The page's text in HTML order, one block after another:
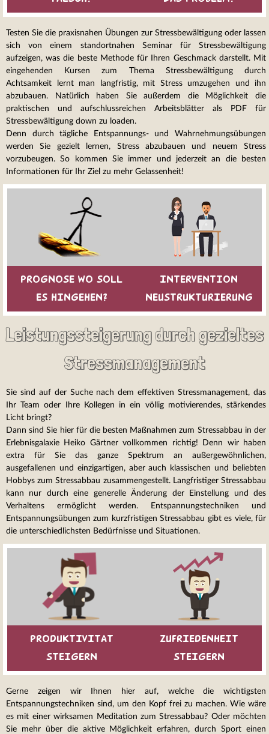
Testen Sie die praxisnahen Übungen zur Stressbewältigung oder lassen
sich von einem standortnahen Seminar für Stressbewältigung
aufzeigen, was die beste Methode für Ihren Geschmack darstellt. Mit
eingehenden Kursen zum Thema Stressbewältigung durch
Achtsamkeit lernt man langfristig, mit Stress umzugehen und ihn
abzubauen. Natürlich haben Sie außerdem die Möglichkeit die
praktischen und aufschlussreichen Arbeitsblätter als PDF für
Stressbewältigung down zu loaden.
Denn durch tägliche Entspannungs- und Wahrnehmungsübungen
werden Sie gezielt lernen, Stress abzubauen und neuem Stress
vorzubeugen. So kommen Sie immer und jederzeit an die besten
Informationen für Ihr Ziel zu mehr Gelassenheit!
PROGNOSE WO SOLL
ES HINGEHEN?
INTERVENTION
NEUSTRUKTURIERUNG
Leistungssteigerung durch gezieltes
Stressmanagement
Sie sind auf der Suche nach dem effektiven Stressmanagement, das
Ihr Team oder Ihre Kollegen in ein völlig motivierendes, stärkendes
Licht bringt?
Dann sind Sie hier für die besten Maßnahmen zum Stressabbau in der
Erlebnisgalaxie Heiko Gärtner vollkommen richtig! Denn wir haben
extra für Sie das ganze Spektrum an außergewöhnlichen,
ausgefallenen und einzigartigen, aber auch klassischen und beliebten
Hobbys zum Stressabbau zusammengestellt. Langfristiger Stressabbau
kann nur durch eine generelle Änderung der Einstellung und des
Verhaltens ermöglicht werden. Entspannungstechniken und
Entspannungsübungen zum kurzfristigen Stressabbau gibt es viele, für
die unterschiedlichsten Bedürfnisse und Situationen.
PRODUKTIVITAT
STEIGERN
ZUFRIEDENHEIT
STEIGERN
Gerne zeigen wir Ihnen hier auf, welche die wichtigsten
Entspannungstechniken sind, um den Kopf frei zu machen. Wie wäre
es mit einer wirksamen Meditation zum Stressabbau? Oder möchten
Sie mehr über die aktive Möglichkeit erfahren, durch Sport einen